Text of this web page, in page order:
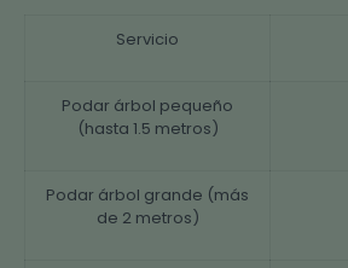
Servicio
Podar árbol pequeño
(hasta 1.5 metros)
Podar árbol grande (más
de 2 metros)